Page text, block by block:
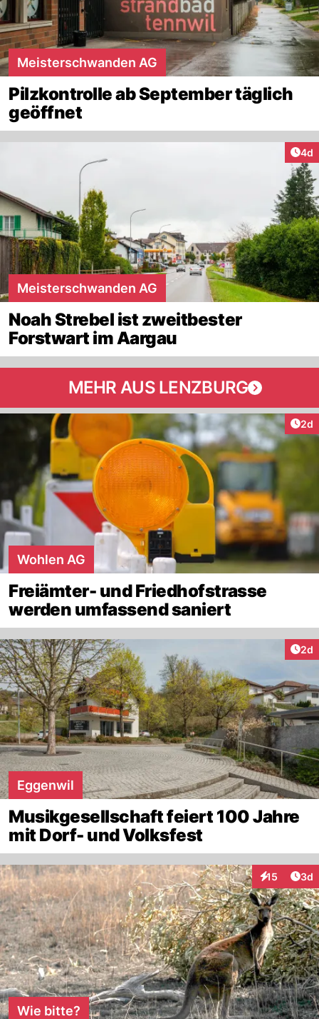
Meisterschwanden AG
Pilzkontrolle ab September täglich
geöffnet
4d
Meisterschwanden AG
Noah Strebel ist zweitbester
Forstwart im Aargau
MEHR AUS LENZBURG
2d
Wohlen AG
Freiämter- und Friedhofstrasse
werden umfassend saniert
2d
Eggenwil
Musikgesellschaft feiert 100 Jahre
mit Dorf- und Volksfest
15
Interaktionen
3d
Wie bitte?